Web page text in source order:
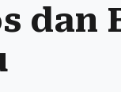
dan